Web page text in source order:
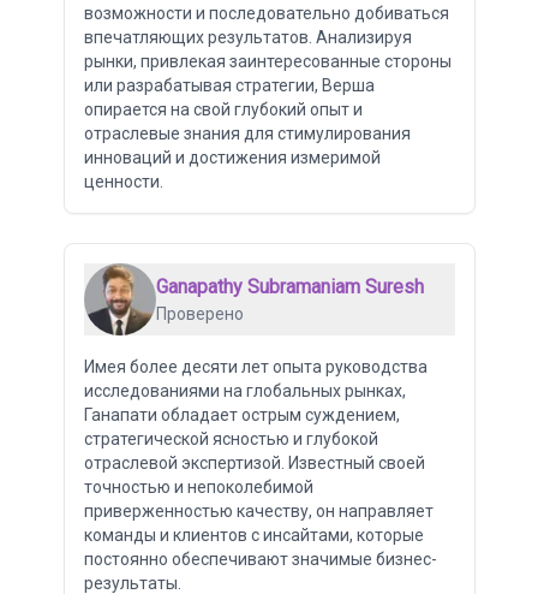
возможности и последовательно добиваться
впечатляющих результатов. Анализируя
рынки, привлекая заинтересованные стороны
или разрабатывая стратегии, Верша
опирается на свой глубокий опыт и
отраслевые знания для стимулирования
инноваций и достижения измеримой
ценности.
Ganapathy Subramaniam Suresh
Проверено
Имея более десяти лет опыта руководства
исследованиями на глобальных рынках,
Ганапати обладает острым суждением,
стратегической ясностью и глубокой
отраслевой экспертизой. Известный своей
точностью и непоколебимой
приверженностью качеству, он направляет
команды и клиентов с инсайтами, которые
постоянно обеспечивают значимые бизнес-
результаты.